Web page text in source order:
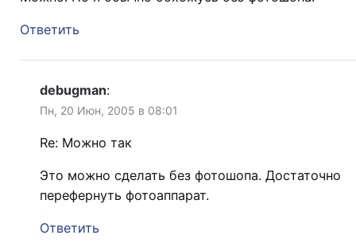
Ответить
debugman:
Пн, 20 Июн, 2005 в 08:01
Re: Можно так
Это можно сделать без фотошопа. Достаточно
перефернуть фотоаппарат.
Ответить